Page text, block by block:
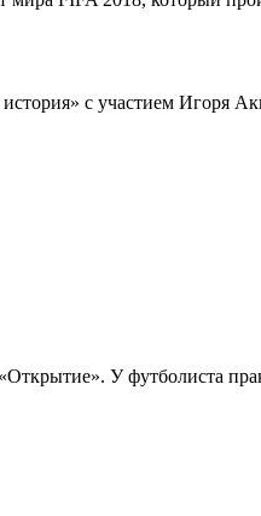
с участием Игоря
У футболиста